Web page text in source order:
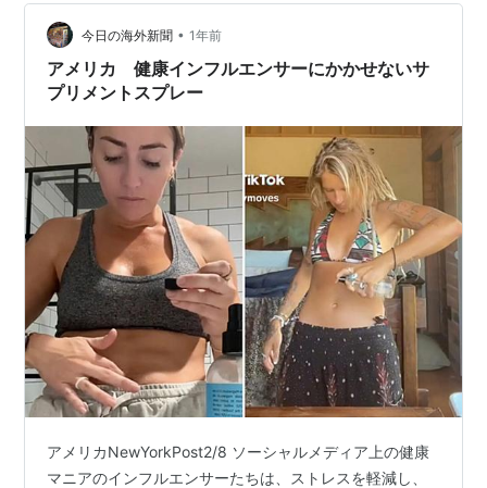
です。 膿を綿棒で取った状況ですが、数時間立つとまた
黄色い膿が出てきてしまいました。 また、赤くただれて
おりました。 先生に診てもらった結果、、、 「何も心配
いらないよ」 とのことでした（…
今日の海外新聞 • 1年前
アメリカ 健康インフルエンサーにかかせないサ
プリメントスプレー
アメリカNewYorkPost2/8 ソーシャルメディア上の健康
マニアのインフルエンサーたちは、ストレスを軽減し、